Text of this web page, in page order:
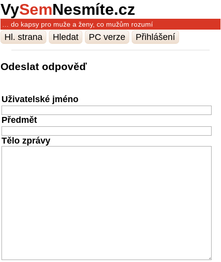
VySemNesmíte.cz
… do kapsy pro muže a ženy, co mužům rozumí
Hl. strana Hledat PC verze Přihlášení
Odeslat odpověď
Uživatelské jméno
Předmět
Tělo zprávy